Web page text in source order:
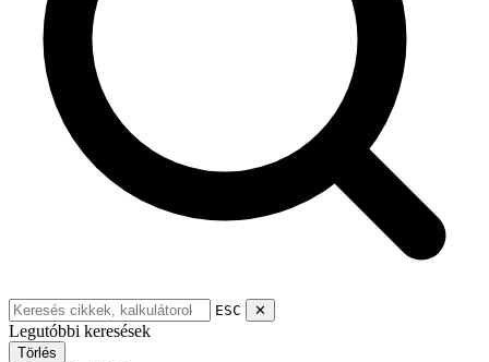
ESC ✕
Legutóbbi keresések
Törlés